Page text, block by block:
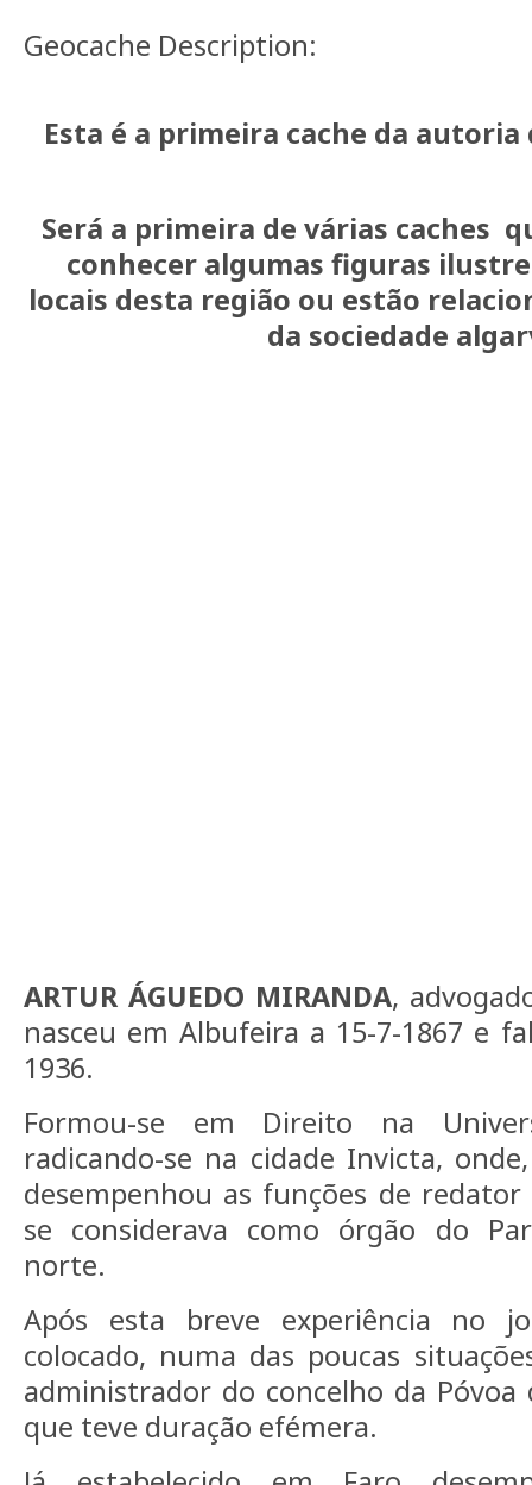
Geocache Description:
Esta é a primeira cache da autoria
Será a primeira de várias caches
conhecer algumas figuras
locais desta região ou estão
da sociedade
ARTUR ÁGUEDO MIRANDA,
nasceu em Albufeira a 15-7-1867 e
1936.
Formou-se em Direito na
radicando-se na cidade Invicta,
desempenhou as funções de redator
se considerava como órgão do
norte.
Após esta breve experiência no
colocado, numa das poucas
administrador do concelho da Póvoa
que teve duração efémera.